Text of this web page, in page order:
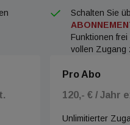
Schalten Sie
Funktionen
vollen Zugang
Pro Abo
120,- € / Jahr
Unlimitierter